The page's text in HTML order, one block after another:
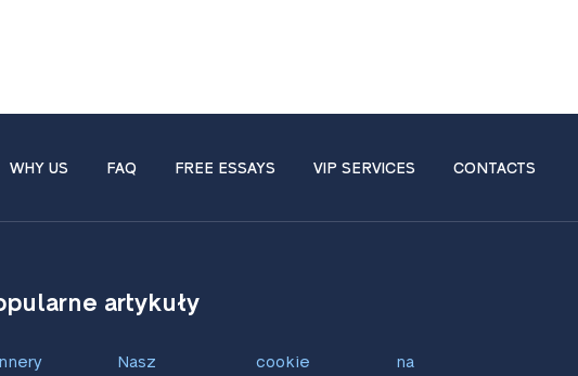
WHY US FAQ FREE ESSAYS VIP SERVICES CONTACTS
artykuły
Nasz
cookie
na